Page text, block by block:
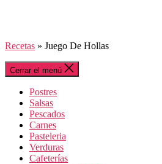
Recetas » Juego De Hollas
Cerrar el menú
Postres
Salsas
Pescados
Carnes
Pasteleria
Verduras
Cafeterías